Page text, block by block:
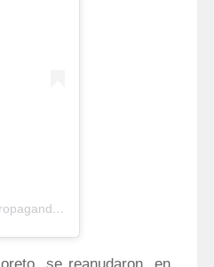
Una publicación compartida de Grupos de Propaganda – CTC (@gpropagandactc)